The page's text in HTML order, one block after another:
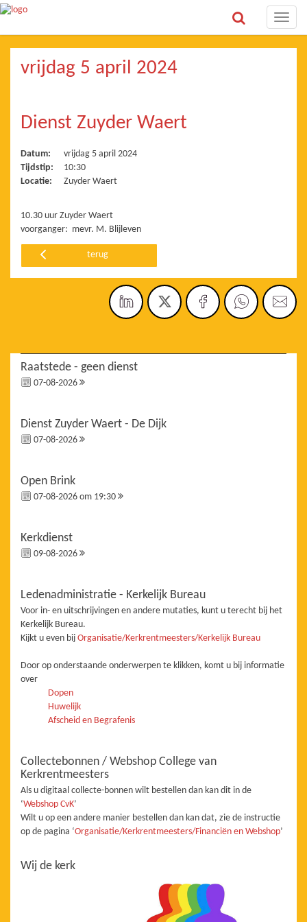
Toggle
vrijdag 5 april 2024
Dienst Zuyder Waert
Datum:
vrijdag 5 april 2024
Tijdstip:
10:30
Locatie:
Zuyder Waert
10.30 uur Zuyder Waert
voorganger: mevr. M. Blijleven
terug
Raatstede - geen dienst
07-08-2026
Dienst Zuyder Waert - De Dijk
07-08-2026
Open Brink
07-08-2026 om 19:30
Kerkdienst
09-08-2026
Ledenadministratie - Kerkelijk Bureau
Voor in- en uitschrijvingen en andere mutaties, kunt u terecht bij het
Kerkelijk Bureau.
Kijkt u even bij Organisatie/Kerkrentmeesters/Kerkelijk Bureau
Door op onderstaande onderwerpen te klikken, komt u bij informatie
over
Dopen
Huwelijk
Afscheid en Begrafenis
Collectebonnen / Webshop College van
Kerkrentmeesters
Als u digitaal collecte-bonnen wilt bestellen dan kan dit in de
‘Webshop CvK’
Wilt u op een andere manier bestellen dan kan dat, zie de instructie
op de pagina ‘Organisatie/Kerkrentmeesters/Financiën en Webshop’
Wij de kerk